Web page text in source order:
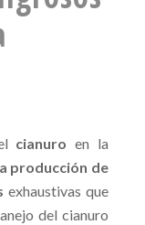
cianuro en la
producción de
exhaustivas que
del cianuro